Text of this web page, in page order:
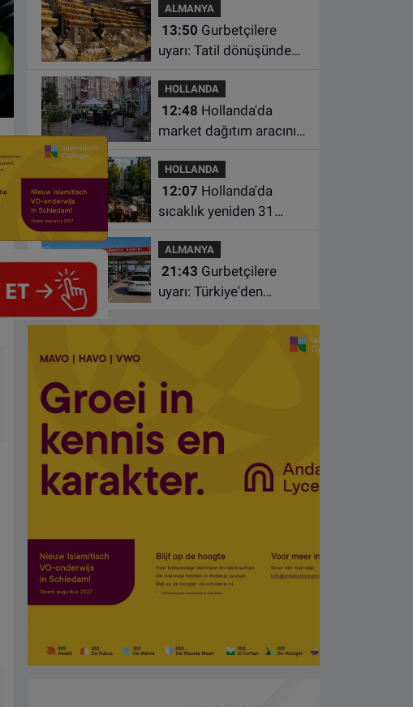
oğlunu öldürdü
ALMANYA
13:50
uyarı: Tatil dönüşünde
kuralları unutmayın
HOLLANDA
12:48
market dağıtım aracının
çocuk hayatını kaybetti
HOLLANDA
12:07
sıcaklık yeniden 31
ALMANYA
21:43
uyarı: Türkiye'den
borcunuzu kontrol edin